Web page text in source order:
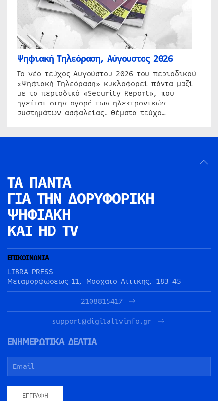
Ψηφιακή Τηλεόραση, Αύγουστος 2026
Το νέο τεύχος Αυγούστου 2026 του περιοδικού
«Ψηφιακή Τηλεόραση» κυκλοφορεί πάντα μαζί
με το περιοδικό «Security Report», που
ηγείται στην αγορά των ηλεκτρονικών
συστημάτων ασφαλείας. Θέματα τεύχο…
ΤΑ ΠΑΝΤΑ
ΓΙΑ ΤΗΝ ΔΟΡΥΦΟΡΙΚΗ
ΨΗΦΙΑΚΗ
ΚΑΙ HD TV
ΕΠΙΚΟΙΝΩΝΙΑ
LIBRA PRESS
Μεταμορφώσεως 11, Μοσχάτο Αττικής, 183 45
2108815417
support@digitaltvinfo.gr
ΕΝΗΜΕΡΩΤΙΚΑ ΔΕΛΤΙΑ
ΕΓΓΡΑΦΉ